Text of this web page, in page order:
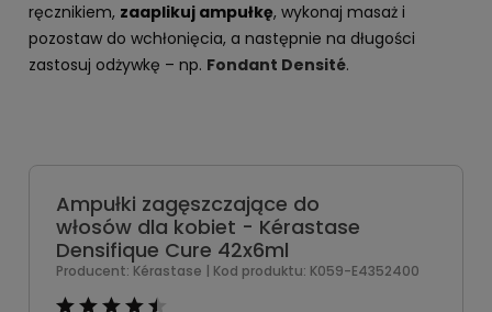
ręcznikiem, zaaplikuj ampułkę, wykonaj masaż i
pozostaw do wchłonięcia, a następnie na długości
zastosuj odżywkę – np. Fondant Densité.
Ampułki zagęszczające do
włosów dla kobiet - Kérastase
Densifique Cure 42x6ml
Producent: Kérastase | Kod produktu: K059-E4352400